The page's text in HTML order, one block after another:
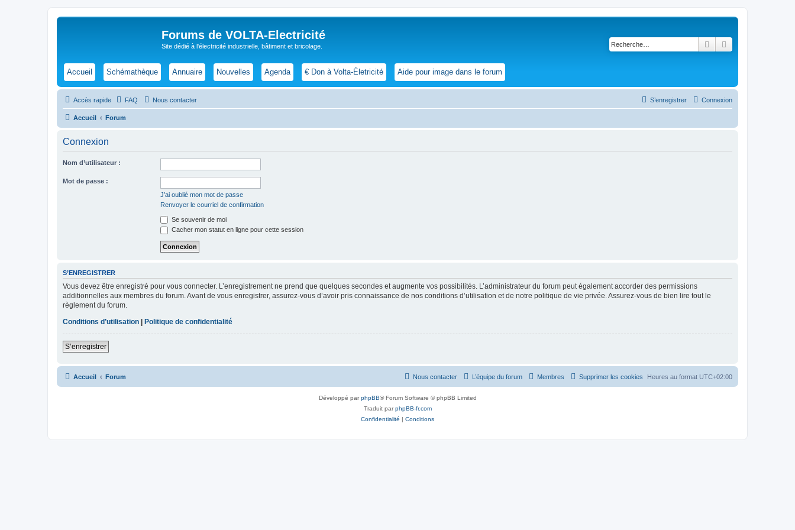
Forums de VOLTA-Electricité
Site dédié à l'électricité industrielle, bâtiment et bricolage. Rechercher
Accueil Schémathèque Annuaire Nouvelles Agenda € Don à Volta-Életricité Aide pour image dans le forum
Accès rapide FAQ Nous contacter Connexion
S’enregistrer
Accueil Forum
Connexion
Nom d’utilisateur :
Mot de passe :
J’ai oublié mon mot de passe
Renvoyer le courriel de confirmation
Se souvenir de moi
Cacher mon statut en ligne pour cette session
S’ENREGISTRER
Vous devez être enregistré pour vous connecter. L’enregistrement ne prend que quelques secondes et augmente vos possibilités. L’administrateur du forum peut également accorder des permissions
additionnelles aux membres du forum. Avant de vous enregistrer, assurez-vous d’avoir pris connaissance de nos conditions d’utilisation et de notre politique de vie privée. Assurez-vous de bien lire tout le
règlement du forum.
Conditions d’utilisation
Politique de confidentialité
S’enregistrer
Accueil Forum Heures au format UTC+02:00
Supprimer les cookies
Membres
L’équipe du forum
Nous contacter
Développé parphpBB® Forum Software © phpBB Limited
Traduit parphpBB-fr.com
Confidentialité | Conditions